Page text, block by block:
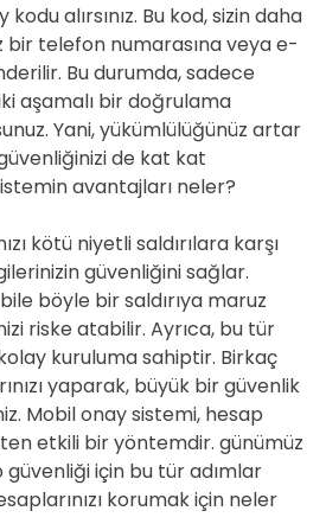
alırsınız. Bu kod, sizin daha
telefon numarasına veya e-
Bu durumda, sadece
aşamalı bir doğrulama
Yani, yükümlülüğünüz artar
de kat kat
avantajları neler?
kötü niyetli saldırılara karşı
güvenliğini sağlar.
böyle bir saldırıya maruz
riske atabilir. Ayrıca, bu tür
kuruluma sahiptir. Birkaç
yaparak, büyük bir güvenlik
Mobil onay sistemi, hesap
etkili bir yöntemdir. günümüz
için bu tür adımlar
korumak için neler